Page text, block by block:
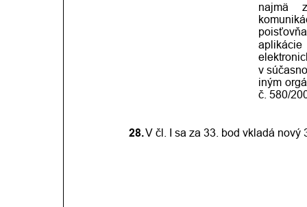
najmä
aplikácie
v
iným
č. 580/
28.V čl. I sa za 33. bod vkladá nový